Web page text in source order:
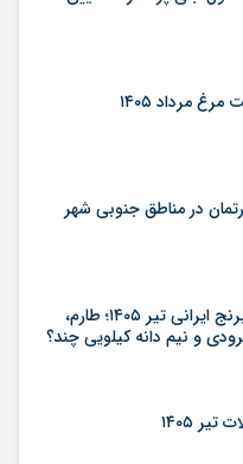
متر آپارتمان در این
دیواری در سال ۱۴۰۵
قیمت جدید انواع برنج هندی مرداد ۱۴۰۵| کیسه
هایلی، مژده و…را چند
۳ محصول لبنی پرمصرف تعیین